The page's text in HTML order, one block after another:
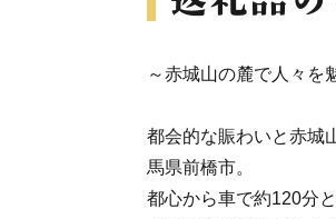
～赤城山の麓で人々を
都会的な賑わいと赤城
馬県前橋市。
都心から車で約120分